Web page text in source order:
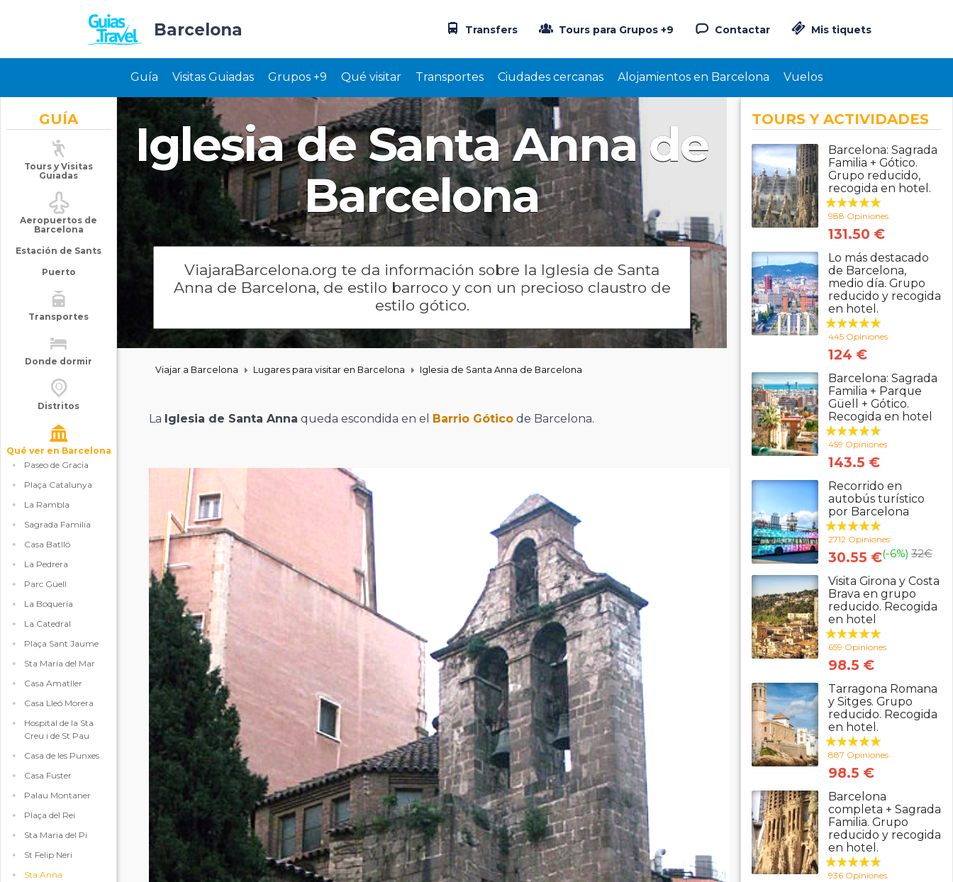
Barcelona Mis tiquets
Contactar
Tours para Grupos +9
Transfers
Guía Visitas Guiadas Grupos +9 Qué visitar Transportes Ciudades cercanas Alojamientos en Barcelona Vuelos
GUÍA
Tours y Visitas
Guiadas
Aeropuertos de
Barcelona
Estación de Sants
Puerto
Transportes
Donde dormir
Distritos
Qué ver en Barcelona
Paseo de Gracia
Plaça Catalunya
La Rambla
Sagrada Familia
Casa Batlló
La Pedrera
Parc Güell
La Boquería
La Catedral
Plaça Sant Jaume
Sta María del Mar
Casa Amatller
Casa Lleó Morera
Hospital de la Sta
Creu i de St Pau
Casa de les Punxes
Casa Fuster
Palau Montaner
Plaça del Rei
Sta Maria del Pi
St Felip Neri
Sta Anna
Iglesia de Santa Anna de
Barcelona
ViajaraBarcelona.org te da información sobre la Iglesia de Santa
Anna de Barcelona, de estilo barroco y con un precioso claustro de
estilo gótico.
Viajar a Barcelona Lugares para visitar en Barcelona Iglesia de Santa Anna de Barcelona
La Iglesia de Santa Anna queda escondida en el Barrio Gótico de Barcelona.
TOURS Y ACTIVIDADES
Barcelona: Sagrada
Familia + Gótico.
Grupo reducido,
recogida en hotel.
988 Opiniones
131.50 €
Lo más destacado
de Barcelona,
medio día. Grupo
reducido y recogida
en hotel.
445 Opiniones
124 €
Barcelona: Sagrada
Familia + Parque
Güell + Gótico.
Recogida en hotel
459 Opiniones
143.5 €
Recorrido en
autobús turístico
por Barcelona
2712 Opiniones
(-6%) 32€
30.55 €
Visita Girona y Costa
Brava en grupo
reducido. Recogida
en hotel
659 Opiniones
98.5 €
Tarragona Romana
y Sitges. Grupo
reducido. Recogida
en hotel.
887 Opiniones
98.5 €
Barcelona
completa + Sagrada
Familia. Grupo
reducido y recogida
en hotel.
936 Opiniones